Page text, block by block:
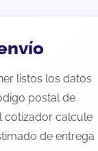
listos los datos
postal de
cotizador calcule
de entrega